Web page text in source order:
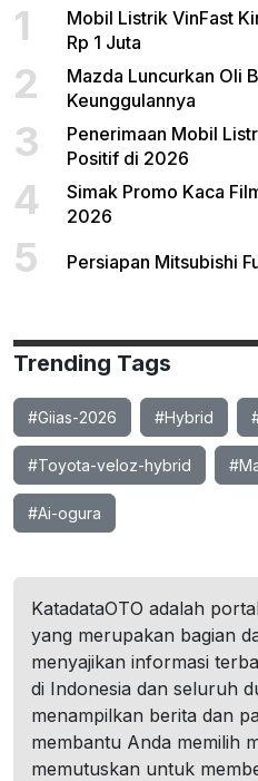
1
Mobil Listrik VinFast
Rp 1 Juta
2
Mazda Luncurkan Oli
Keunggulannya
3
Penerimaan Mobil
Positif di 2026
4
Simak Promo Kaca
2026
5 Persiapan Mitsubishi
Trending Tags
#Giias-2026 #Hybrid
#Toyota-veloz-hybrid
#Ai-ogura
KatadataOTO adalah
yang merupakan bagian
menyajikan informasi
di Indonesia dan seluruh
menampilkan berita dan
membantu Anda memilih
memutuskan untuk